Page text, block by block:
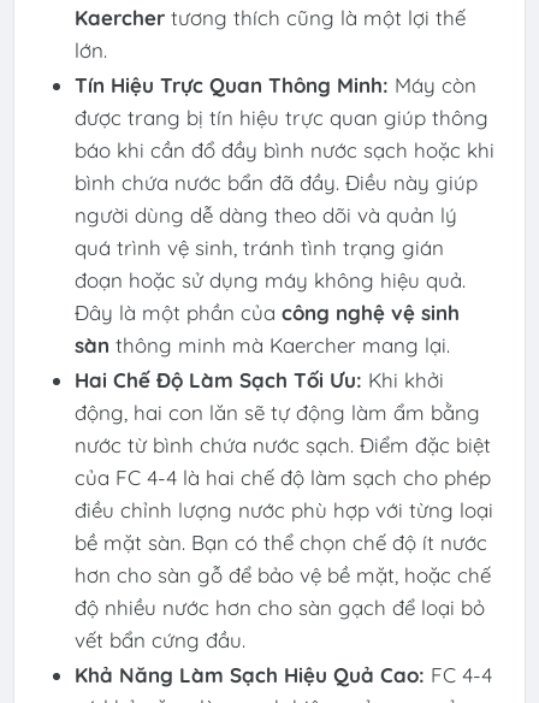
Kaerchertương thích cũng là một lợi thế
lớn.
Tín Hiệu Trực Quan Thông Minh: Máy còn
được trang bị tín hiệu trực quan giúp thông
báo khi cần đổ đầy bình nước sạch hoặc khi
bình chứa nước bẩn đã đầy. Điều này giúp
người dùng dễ dàng theo dõi và quản lý
quá trình vệ sinh, tránh tình trạng gián
đoạn hoặc sử dụng máy không hiệu quả.
Đây là một phần của công nghệ vệ sinh
sàn thông minh mà Kaercher mang lại.
Hai Chế Độ Làm Sạch Tối Ưu: Khi khởi
động, hai con lăn sẽ tự động làm ẩm bằng
nước từ bình chứa nước sạch. Điểm đặc biệt
của FC 4-4 là hai chế độ làm sạch cho phép
điều chỉnh lượng nước phù hợp với từng loại
bề mặt sàn. Bạn có thể chọn chế độ ít nước
hơn cho sàn gỗ để bảo vệ bề mặt, hoặc chế
độ nhiều nước hơn cho sàn gạch để loại bỏ
vết bẩn cứng đầu.
Khả Năng Làm Sạch Hiệu Quả Cao: FC 4-4